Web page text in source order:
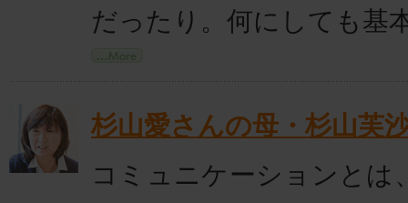
だったり。何にしても基
杉山愛さんの母・杉山芙
コミュニケーションとは